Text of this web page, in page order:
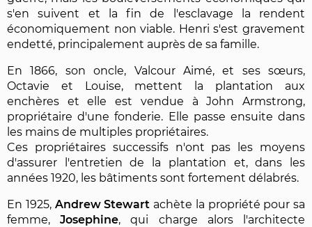
s'en suivent et la fin de l'esclavage la rendent
économiquement non viable. Henri s'est gravement
endetté, principalement auprès de sa famille.
En 1866, son oncle, Valcour Aimé, et ses sœurs,
Octavie et Louise, mettent la plantation aux
enchères et elle est vendue à John Armstrong,
propriétaire d'une fonderie. Elle passe ensuite dans
les mains de multiples propriétaires.
Ces propriétaires successifs n'ont pas les moyens
d'assurer l'entretien de la plantation et, dans les
années 1920, les bâtiments sont fortement délabrés.
En 1925, Andrew Stewart achète la propriété pour sa
femme,Josephine, qui charge alors l'architecte